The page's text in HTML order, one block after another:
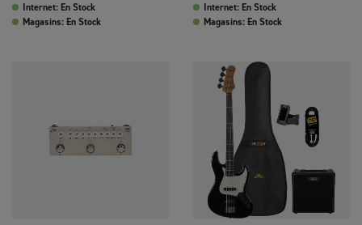
Internet: En Stock
Magasins: En Stock
Internet: En Stock
Magasins: En Stock